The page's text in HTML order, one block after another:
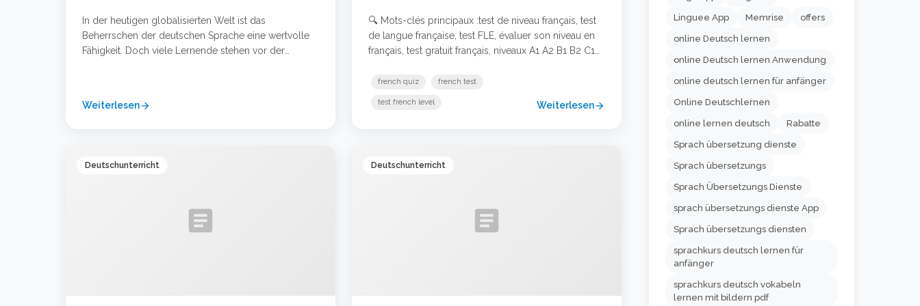
In der heutigen globalisierten Welt ist das
Beherrschen der deutschen Sprache eine wertvolle
Fähigkeit. Doch viele Lernende stehen vor der
Ihren persönlichen Sprachtrainer zu nutzen? Diese
Weiterlesenarrow_forward
🔍 Mots-clés principaux :test de niveau français, test
de langue française, test FLE, évaluer son niveau en
français, test gratuit français, niveaux A1 A2 B1 B2 C1
Que vous soyez débutant, étudiant en FLE (Français
valider vos compétences linguistiques, un …
french quiz french test
test french level Weiterlesenarrow_forward
article
Deutschunterricht
article
Deutschunterricht
Linguee App Memrise offers
online Deutsch lernen
online Deutsch lernen Anwendung
online deutsch lernen für anfänger
Online Deutschlernen
online lernen deutsch Rabatte
Sprach übersetzung dienste
Sprach übersetzungs
Sprach Übersetzungs Dienste
sprach übersetzungs dienste App
Sprach übersetzungs diensten
sprachkurs deutsch lernen für
anfänger
sprachkurs deutsch vokabeln
lernen mit bildern pdf